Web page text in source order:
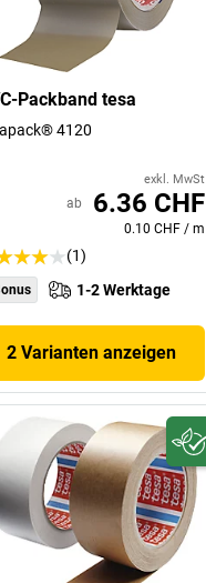
Packband tesa
4120
exkl. MwSt
ab 6.36 CHF
0.10 CHF /m
(1)
1-2 Werktage
2 Varianten anzeigen